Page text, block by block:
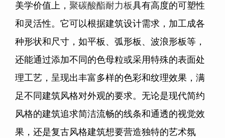
美学价值上， 聚碳酸酯耐力板具有高度的可塑性
和灵活性。它可以根据建筑设计需求，加工成各
种形状和尺寸，如平板、弧形板、波浪形板等，
还能通过添加不同的色母粒或采用特殊的表面处
理工艺，呈现出丰富多样的色彩和纹理效果，满
足不同建筑风格对外观的要求。无论是现代简约
风格的建筑追求简洁流畅的线条和通透的视觉效
果，还是复古风格建筑想要营造独特的艺术氛